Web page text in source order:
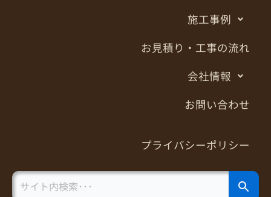
施工事例
お見積り・工事の流れ
会社情報
お問い合わせ
プライバシーポリシー
Search
for:
Search Button